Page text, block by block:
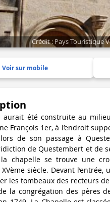
Crédit : Pays Touristique
Voir sur mobile
aurait été construite au
François 1er, à l’endroit
de son passage à
de Questembert et de
chapelle se trouve une
siècle. Devant
les tombeaux des recteurs
la congrégation des pères